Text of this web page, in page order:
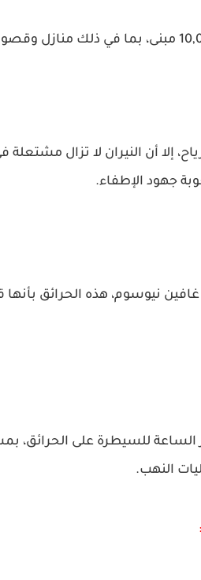
إلا أن النيران لا تزال
جهود الإطفاء.
غافين نيوسوم، هذه الحرائق بأنها
الساعة للسيطرة على
النهب.